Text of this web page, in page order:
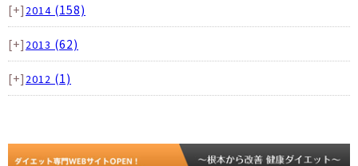
[+] 2014 (158)
[+] 2013 (62)
[+] 2012 (1)